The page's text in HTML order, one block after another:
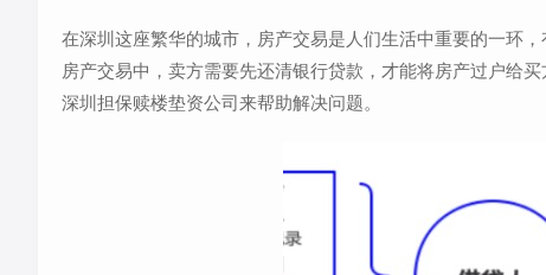
在深圳这座繁华的城市，房产交易是人们生活中重要的一环
房产交易中，卖方需要先还清银行贷款，才能将房产过户给
深圳担保赎楼垫资公司来帮助解决问题。